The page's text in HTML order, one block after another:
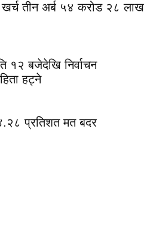
खर्च तीन अर्ब ५४ करोड २८ लाख
१२ बजेदेखि निर्वाचन
हट्ने
प्रतिशत मत बदर